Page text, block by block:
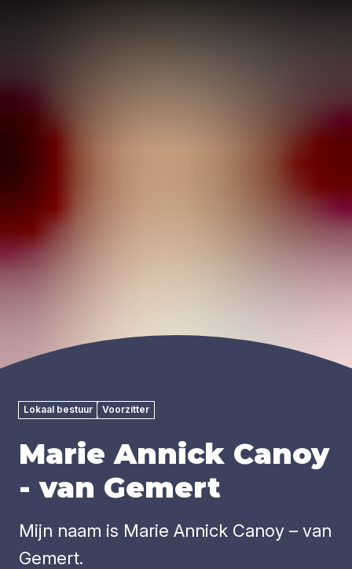
Lokaal bestuur Voorzitter
Marie Annick Canoy
- van Gemert
Mijn naam is Marie Annick Canoy – van
Gemert.